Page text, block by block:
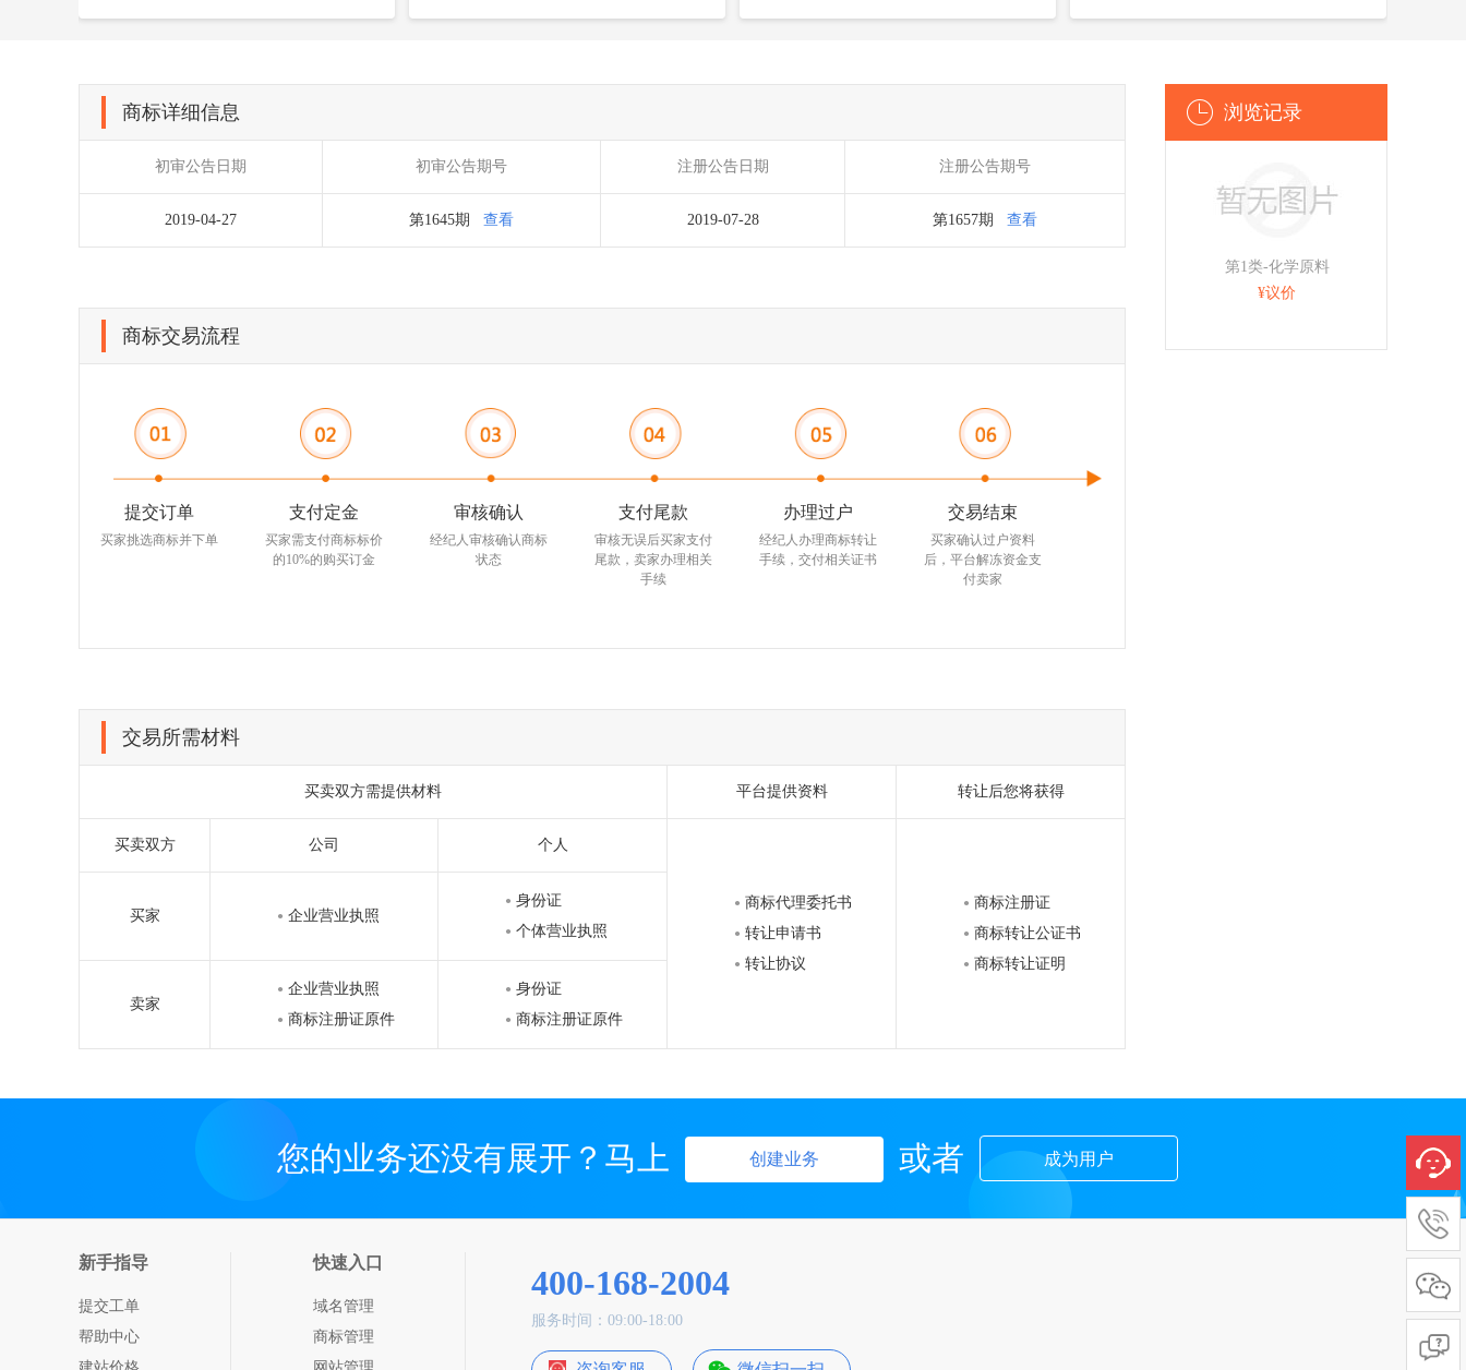
商标详细信息
初审公告日期 初审公告期号 注册公告日期 注册公告期号
2019-04-27 第1645期 查看 2019-07-28 第1657期 查看
商标交易流程
提交订单
买家挑选商标并下单
支付定金
买家需支付商标标价
的10%的购买订金
审核确认
经纪人审核确认商标
状态
支付尾款
审核无误后买家支付
尾款，卖家办理相关
手续
办理过户
经纪人办理商标转让
手续，交付相关证书
交易结束
买家确认过户资料
后，平台解冻资金支
付卖家
交易所需材料
买卖双方需提供材料 平台提供资料 转让后您将获得
买卖双方 公司 个人
● 商标代理委托书
● 转让申请书
● 转让协议
● 商标注册证
● 商标转让公证书
● 商标转让证明
买家 ● 企业营业执照
● 身份证
● 个体营业执照
卖家
● 企业营业执照
● 商标注册证原件
● 身份证
● 商标注册证原件
浏览记录
第1类-化学原料
¥议价
您的业务还没有展开？马上 创建业务 或者 成为用户
新手指导
提交工单
帮助中心
快速入口
域名管理
商标管理
400-168-2004
服务时间：09:00-18:00